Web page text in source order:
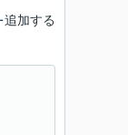
追加する